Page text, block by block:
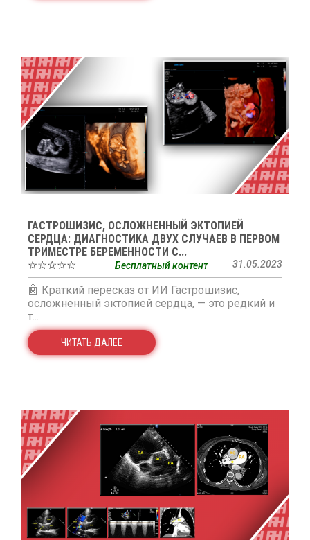
ГАСТРОШИЗИС, ОСЛОЖНЕННЫЙ ЭКТОПИЕЙ
СЕРДЦА: ДИАГНОСТИКА ДВУХ СЛУЧАЕВ В ПЕРВОМ
ТРИМЕСТРЕ БЕРЕМЕННОСТИ С...
☆☆☆☆☆
31.05.2023
Бесплатный контент
🤖 Краткий пересказ от ИИ Гастрошизис,
осложненный эктопией сердца, — это редкий и
т...
ЧИТАТЬ ДАЛЕЕ